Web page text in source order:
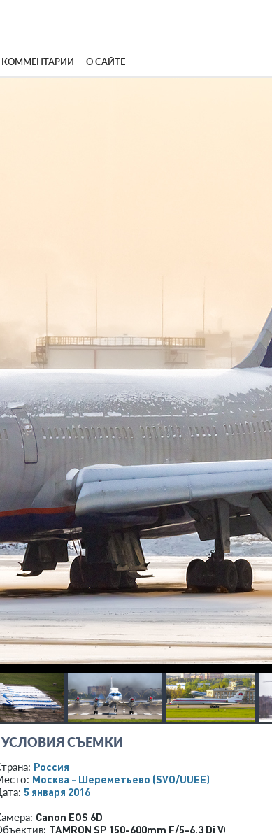
КОММЕНТАРИИ О САЙТЕ
УСЛОВИЯ СЪЕМКИ
Россия
Москва - Шереметьево (SVO/UUEE)
5 января 2016
Canon EOS 6D
TAMRON SP 150-600mm F/5-6.3 Di VC USD A011